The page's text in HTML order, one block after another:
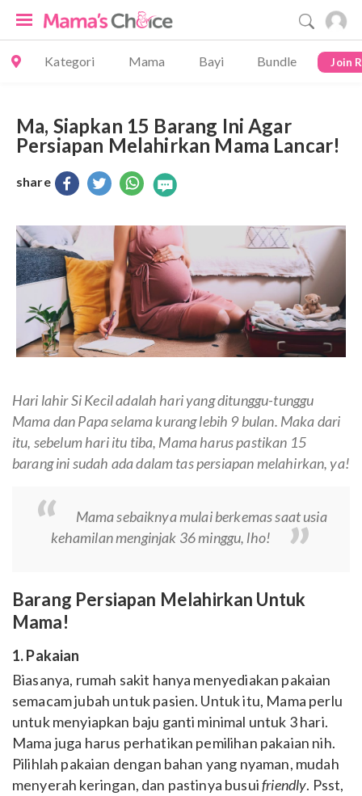
Kategori Mama Bayi Bundle Join
Ma, Siapkan 15 Barang Ini Agar
Persiapan Melahirkan Mama Lancar!
share
Hari lahir Si Kecil adalah hari yang ditunggu-tunggu
Mama dan Papa selama kurang lebih 9 bulan. Maka dari
itu, sebelum hari itu tiba, Mama harus pastikan 15
barang ini sudah ada dalam tas persiapan melahirkan, ya!
Mama sebaiknya mulai berkemas saat usia
kehamilan menginjak 36 minggu, lho!
Barang Persiapan Melahirkan Untuk
Mama!
1. Pakaian
Biasanya, rumah sakit hanya menyediakan pakaian
semacam jubah untuk pasien. Untuk itu, Mama perlu
untuk menyiapkan baju ganti minimal untuk 3 hari.
Mama juga harus perhatikan pemilihan pakaian nih.
Pilihlah pakaian dengan bahan yang nyaman, mudah
menyerah keringan, dan pastinya busuifriendly. Psst,